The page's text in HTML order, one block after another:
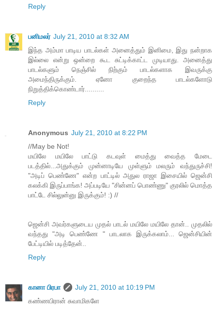
Reply
பனிமலர் July 21, 2010 at 8:32 AM
இந்த அம்மா பாடிய பாடல்கள் அனைத்தும் இனிமை, இது நன்றாக
இல்லை என்று ஒன்றை கூட சுட்டிக்காட்ட முடியாது. அனைத்து
பாடல்களும் நெஞ்சில் நிற்கும் பாடல்களாக இவருக்கு
அமைந்திருக்கும். ஏனோ குறைந்த பாடல்களோடு
நிறுத்திக்கொண்டார்..........
Reply
Anonymous July 21, 2010 at 8:22 PM
//May be Not!
மயிலே மயிலே பாட்டு கடவுள் மைத்து வைத்த மேடை
படத்தில்...அதுக்கும் முன்னாடியே முள்ளும் மலரும் வந்துருச்சி!
"அடிப் பெண்ணே" என்ற பாட்டில் அதுல ராஜா இசையில் ஜென்சி
கலக்கி இருப்பாங்க! அப்படியே "சின்னப் பொண்ணு" குரலில் மொத்த
பாட்டே சில்லுன்னு இருக்கும்! :) //
ஜென்சி அவர்களுடைய முதல் பாடல் மயிலே மயிலே தான்.. முதலில்
வந்தது "அடி பெண்ணே " பாடலாக இருக்கலாம்... ஜென்சியின்
பேட்டியில் படித்தேன்..
Reply
கானா பிரபா
July 21, 2010 at 10:19 PM
கண்ணபிரான் சுவாமிகளே